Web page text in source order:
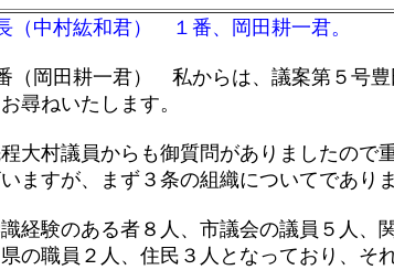
（中村紘和君） １番、岡田耕一君。
（岡田耕一君） 私からは、議案第５号豊
尋ねいたします。
大村議員からも御質問がありましたので
ますが、まず３条の組織についてでありま
経験のある者８人、市議会の議員５人、
の職員２人、住民３人となっており、そ